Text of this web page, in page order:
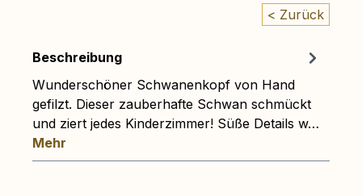
< Zurück
Beschreibung
Wunderschöner Schwanenkopf von Hand
gefilzt. Dieser zauberhafte Schwan schmückt
und ziert jedes Kinderzimmer! Süße Details w…
Mehr